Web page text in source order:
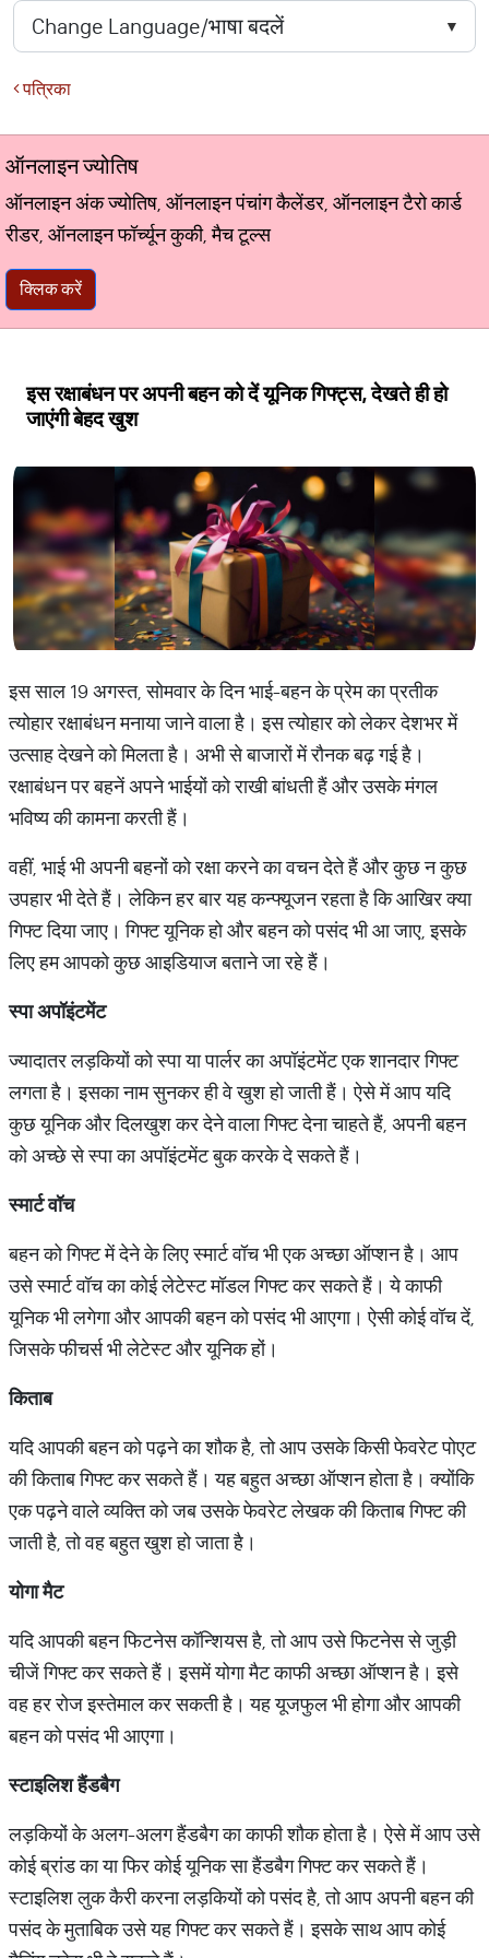
पत्रिका
ऑनलाइन ज्योतिष
ऑनलाइन अंक ज्योतिष, ऑनलाइन पंचांग कैलेंडर, ऑनलाइन टैरो कार्ड
रीडर, ऑनलाइन फॉर्च्यून कुकी, मैच टूल्स
क्लिक करें
इस रक्षाबंधन पर अपनी बहन को दें यूनिक गिफ्ट्स, देखते ही हो
जाएंगी बेहद खुश
इस साल 19 अगस्त, सोमवार के दिन भाई-बहन के प्रेम का प्रतीक
त्योहार रक्षाबंधन मनाया जाने वाला है। इस त्योहार को लेकर देशभर में
उत्साह देखने को मिलता है। अभी से बाजारों में रौनक बढ़ गई है।
रक्षाबंधन पर बहनें अपने भाईयों को राखी बांधती हैं और उसके मंगल
भविष्य की कामना करती हैं।
वहीं, भाई भी अपनी बहनों को रक्षा करने का वचन देते हैं और कुछ न कुछ
उपहार भी देते हैं। लेकिन हर बार यह कन्फ्यूजन रहता है कि आखिर क्या
गिफ्ट दिया जाए। गिफ्ट यूनिक हो और बहन को पसंद भी आ जाए, इसके
लिए हम आपको कुछ आइडियाज बताने जा रहे हैं।
स्पा अपॉइंटमेंट
ज्यादातर लड़कियों को स्पा या पार्लर का अपाॅइंटमेंट एक शानदार गिफ्ट
लगता है। इसका नाम सुनकर ही वे खुश हो जाती हैं। ऐसे में आप यदि
कुछ यूनिक और दिलखुश कर देने वाला गिफ्ट देना चाहते हैं, अपनी बहन
को अच्छे से स्पा का अपॉइंटमेंट बुक करके दे सकते हैं।
स्मार्ट वॉच
बहन को गिफ्ट में देने के लिए स्मार्ट वाॅच भी एक अच्छा ऑप्शन है। आप
उसे स्मार्ट वॉच का कोई लेटेस्ट मॉडल गिफ्ट कर सकते हैं। ये काफी
यूनिक भी लगेगा और आपकी बहन को पसंद भी आएगा। ऐसी कोई वाॅच दें,
जिसके फीचर्स भी लेटेस्ट और यूनिक हों।
किताब
यदि आपकी बहन को पढ़ने का शौक है, तो आप उसके किसी फेवरेट पोएट
की किताब गिफ्ट कर सकते हैं। यह बहुत अच्छा ऑप्शन होता है। क्योंकि
एक पढ़ने वाले व्यक्ति को जब उसके फेवरेट लेखक की किताब गिफ्ट की
जाती है, तो वह बहुत खुश हो जाता है।
योगा मैट
यदि आपकी बहन फिटनेस कॉन्शियस है, तो आप उसे फिटनेस से जुड़ी
चीजें गिफ्ट कर सकते हैं। इसमें योगा मैट काफी अच्छा ऑप्शन है। इसे
वह हर रोज इस्तेमाल कर सकती है। यह यूजफुल भी होगा और आपकी
बहन को पसंद भी आएगा।
स्टाइलिश हैंडबैग
लड़कियों के अलग-अलग हैंडबैग का काफी शौक होता है। ऐसे में आप उसे
कोई ब्रांड का या फिर कोई यूनिक सा हैंडबैग गिफ्ट कर सकते हैं।
स्टाइलिश लुक कैरी करना लड़कियों को पसंद है, तो आप अपनी बहन की
पसंद के मुताबिक उसे यह गिफ्ट कर सकते हैं। इसके साथ आप कोई